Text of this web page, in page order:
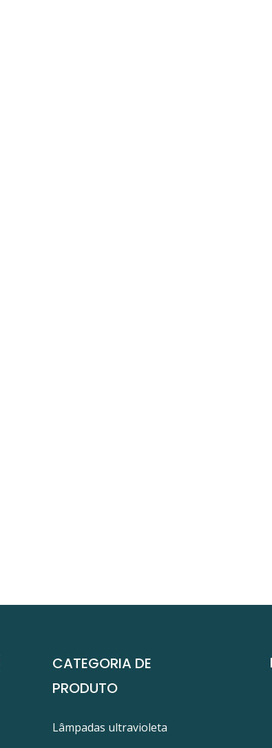
CATEGORIA DE
PRODUTO
Lâmpadas ultravioleta